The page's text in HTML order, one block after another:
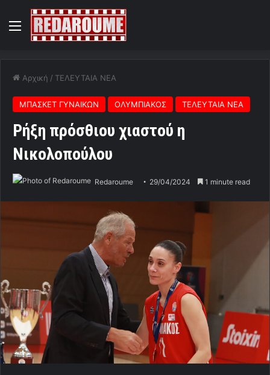
Menu
Αρχική / ΤΕΛΕΥΤΑΙΑ ΝΕΑ
ΜΠΑΣΚΕΤ ΓΥΝΑΙΚΩΝ ΟΛΥΜΠΙΑΚΟΣ ΤΕΛΕΥΤΑΙΑ ΝΕΑ
Ρήξη πρόσθιου χιαστού η
Νικολοπούλου
Redaroume 29/04/2024 1 minute read